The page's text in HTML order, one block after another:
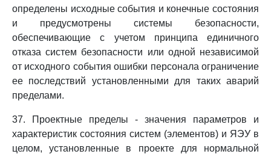
определены исходные события и конечные состояния
и предусмотрены системы безопасности,
обеспечивающие с учетом принципа единичного
отказа систем безопасности или одной независимой
от исходного события ошибки персонала ограничение
ее последствий установленными для таких аварий
пределами.
37. Проектные пределы - значения параметров и
характеристик состояния систем (элементов) и ЯЭУ в
целом, установленные в проекте для нормальной